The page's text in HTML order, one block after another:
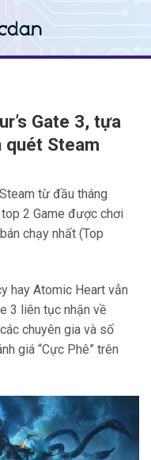
Gate 3, tựa
quét Steam
từ đầu tháng
2 Game được chơi
chạy nhất (Top
hay Atomic Heart vẫn
3 liên tục nhận về
chuyên gia và số
giá “Cực Phê” trên